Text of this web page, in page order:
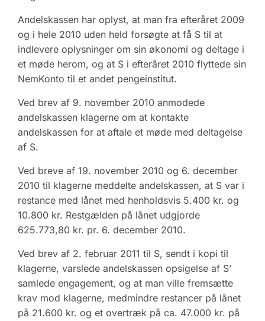
Andelskassen har oplyst, at man fra efteråret 2009
og i hele 2010 uden held forsøgte at få S til at
indlevere oplysninger om sin økonomi og deltage i
et møde herom, og at S i efteråret 2010 flyttede sin
NemKonto til et andet pengeinstitut.
Ved brev af 9. november 2010 anmodede
andelskassen klagerne om at kontakte
andelskassen for at aftale et møde med deltagelse
af S.
Ved breve af 19. november 2010 og 6. december
2010 til klagerne meddelte andelskassen, at S var i
restance med lånet med henholdsvis 5.400 kr. og
10.800 kr. Restgælden på lånet udgjorde
625.773,80 kr. pr. 6. december 2010.
Ved brev af 2. februar 2011 til S, sendt i kopi til
klagerne, varslede andelskassen opsigelse af S’
samlede engagement, og at man ville fremsætte
krav mod klagerne, medmindre restancer på lånet
på 21.600 kr. og et overtræk på ca. 47.000 kr. på